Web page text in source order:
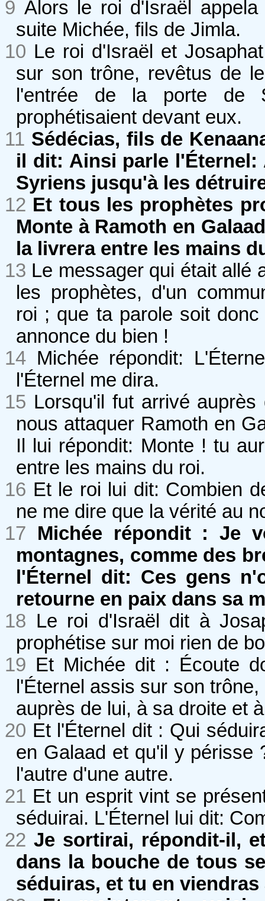
9 Alors le roi d'Israël
suite Michée, fils de Jimla.
10 Le roi d'Israël et
sur son trône, revêtus de
l'entrée de la porte de
prophétisaient devant eux.
11 Sédécias, fils de
il dit: Ainsi parle l'Éternel:
Syriens jusqu'à les
12 Et tous les prophètes
Monte à Ramoth en
la livrera entre les mains
13 Le messager qui était allé
les prophètes, d'un
roi ; que ta parole soit
annonce du bien !
14 Michée répondit:
l'Éternel me dira.
15 Lorsqu'il fut arrivé
nous attaquer Ramoth en
Il lui répondit: Monte ! tu
entre les mains du roi.
16 Et le roi lui dit: Combien
ne me dire que la vérité au
17 Michée répondit : Je
montagnes, comme des
l'Éternel dit: Ces gens
retourne en paix dans sa
18 Le roi d'Israël dit à
prophétise sur moi rien de
19 Et Michée dit : Écoute
l'Éternel assis sur son
auprès de lui, à sa droite et
20 Et l'Éternel dit : Qui
en Galaad et qu'il y périsse
l'autre d'une autre.
21 Et un esprit vint se
séduirai. L'Éternel lui dit:
22Je sortirai, répondit-il,
dans la bouche de tous
séduiras, et tu en